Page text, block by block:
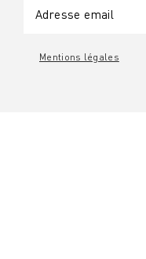
Mentions légales